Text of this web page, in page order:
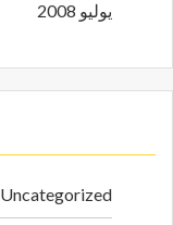
يوليو 2008
Uncategorized